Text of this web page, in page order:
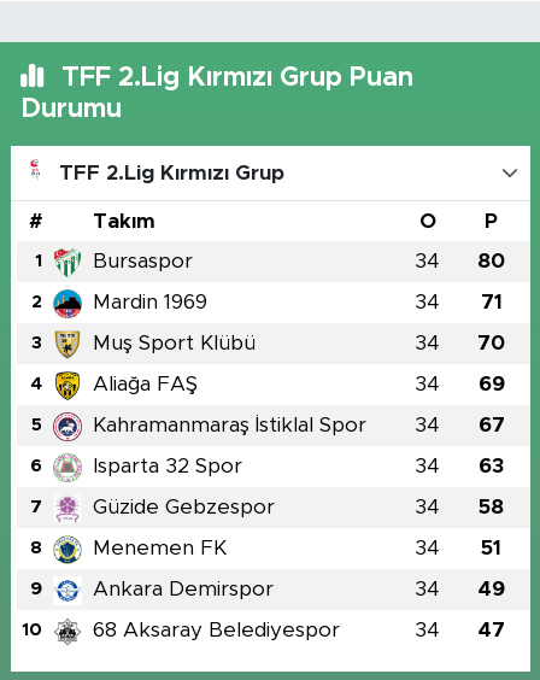
TFF 2.Lig Kırmızı Grup Puan
Durumu
TFF 2.Lig Kırmızı Grup
# Takım O P
1 Bursaspor 34 80
2 Mardin 1969 34 71
3 Muş Sport Klübü 34 70
4 Aliağa FAŞ 34 69
5 Kahramanmaraş İstiklal Spor 34 67
6 Isparta 32 Spor 34 63
7 Güzide Gebzespor 34 58
8 Menemen FK 34 51
9 Ankara Demirspor 34 49
10 68 Aksaray Belediyespor 34 47